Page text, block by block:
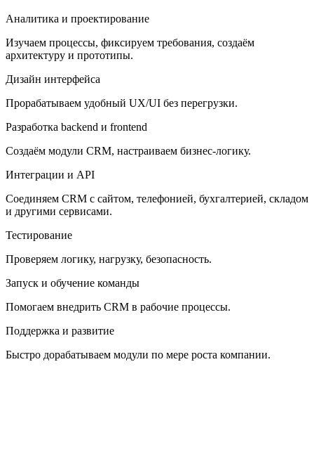
Аналитика и проектирование
Изучаем процессы, фиксируем требования, создаём
архитектуру и прототипы.
Дизайн интерфейса
Прорабатываем удобный UX/UI без перегрузки.
Разработка backend и frontend
Создаём модули CRM, настраиваем бизнес-логику.
Интеграции и API
Соединяем CRM с сайтом, телефонией, бухгалтерией, складом
и другими сервисами.
Тестирование
Проверяем логику, нагрузку, безопасность.
Запуск и обучение команды
Помогаем внедрить CRM в рабочие процессы.
Поддержка и развитие
Быстро дорабатываем модули по мере роста компании.